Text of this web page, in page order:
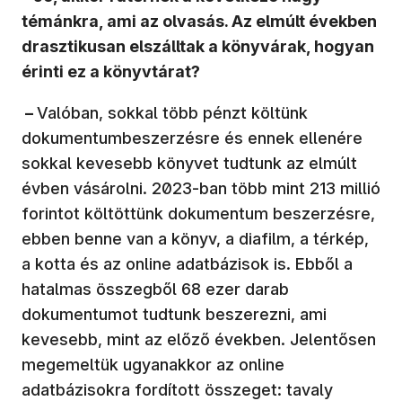
témánkra, ami az olvasás. Az elmúlt években
drasztikusan elszálltak a könyvárak, hogyan
érinti ez a könyvtárat?
–Valóban, sokkal több pénzt költünk
dokumentumbeszerzésre és ennek ellenére
sokkal kevesebb könyvet tudtunk az elmúlt
évben vásárolni. 2023-ban több mint 213 millió
forintot költöttünk dokumentum beszerzésre,
ebben benne van a könyv, a diafilm, a térkép,
a kotta és az online adatbázisok is. Ebből a
hatalmas összegből 68 ezer darab
dokumentumot tudtunk beszerezni, ami
kevesebb, mint az előző években. Jelentősen
megemeltük ugyanakkor az online
adatbázisokra fordított összeget: tavaly